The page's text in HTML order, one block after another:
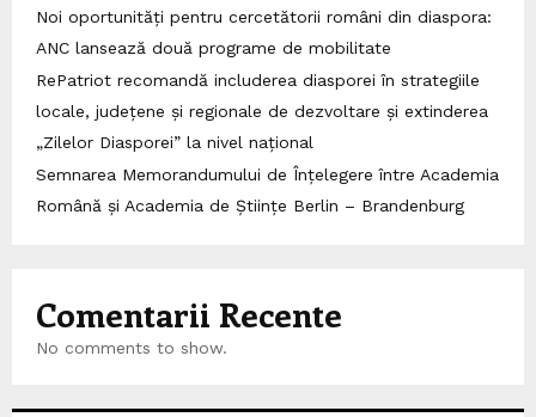
Noi oportunități pentru cercetătorii români din diaspora:
ANC lansează două programe de mobilitate
RePatriot recomandă includerea diasporei în strategiile
locale, județene și regionale de dezvoltare și extinderea
„Zilelor Diasporei” la nivel național
Semnarea Memorandumului de Înțelegere între Academia
Română și Academia de Științe Berlin – Brandenburg
Comentarii Recente
No comments to show.